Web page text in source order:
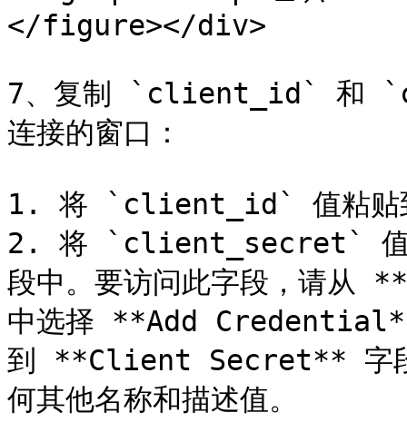
</figure></div>
7、复制 `client_id` 和
连接的窗口：
1. 将 `client_id` 值粘贴
2. 将 `client_secret`
段中。要访问此字段，请
中选择 **Add
到 **Client Secret** 字段
何其他名称和描述值。